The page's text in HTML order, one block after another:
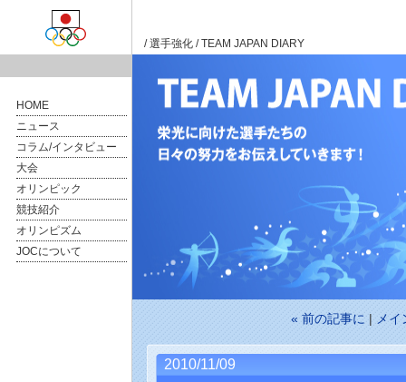
HOME
ニュース
コラム/インタビュー
大会
オリンピック
競技紹介
オリンピズム
JOCについて
/選手強化 / TEAM JAPAN DIARY
« 前の記事に | メイ
2010/11/09